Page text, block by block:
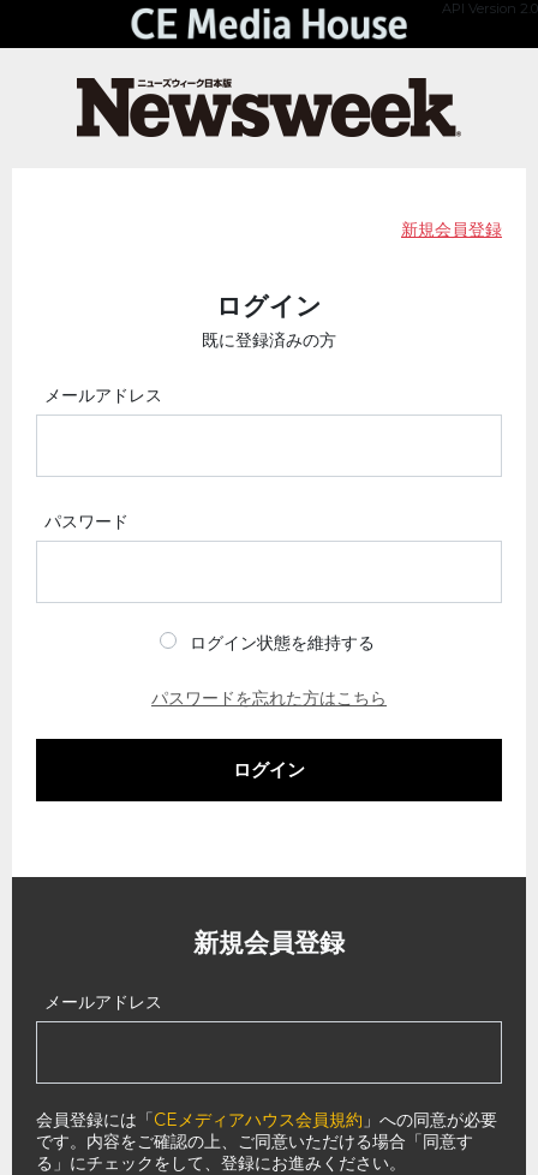
API Version 2.0
新規会員登録
ログイン
既に登録済みの方
メールアドレス
パスワード
ログイン状態を維持する
パスワードを忘れた方はこちら
ログイン
新規会員登録
メールアドレス
会員登録には「CEメディアハウス会員規約 」への同意が必要
です。内容をご確認の上、ご同意いただける場合「同意す
る」にチェックをして、登録にお進みください。